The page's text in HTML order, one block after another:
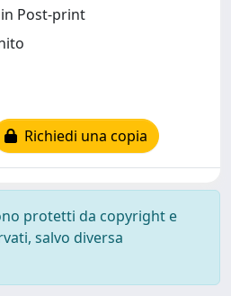
Post-print
Richiedi una copia
protetti da copyright e
salvo diversa